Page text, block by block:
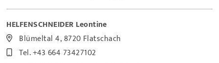
HELFENSCHNEIDER Leontine
Blümeltal 4, 8720 Flatschach
Tel.+43 664 73427102